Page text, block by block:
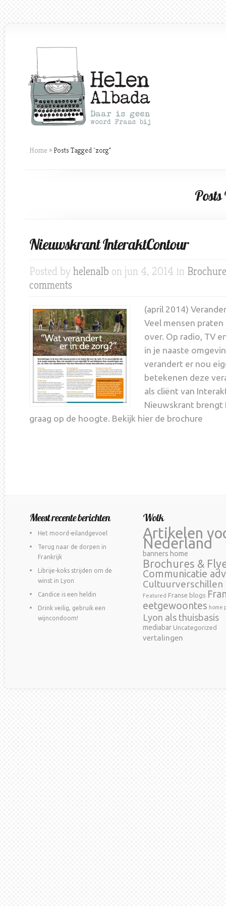
Home » Posts Tagged"zorg"
Nieuwskrant InteraktContour
Posted by helenalb on jun 4, 2014 in
comments
(april 2014)
Veel mensen
over. Op radio, TV
in je naaste
verandert er nou
betekenen deze
als cliënt van
Nieuwskrant
graag op de hoogte. Bekijk hier de brochure
Meest recente berichten
Het moord-eilandgevoel
Terug naar de dorpen in
Frankrijk
Librije-koks strijden om de
winst in Lyon
Candice is een heldin
Drink veilig, gebruik een
wijncondoom!
Wolk
Artikelen
Nederland
banners home
Brochures &
Communicatie
Cultuurverschillen
Featured Franse blogs
eetgewoontes home
Lyon als thuisbasis
mediabar Uncategorized
vertalingen